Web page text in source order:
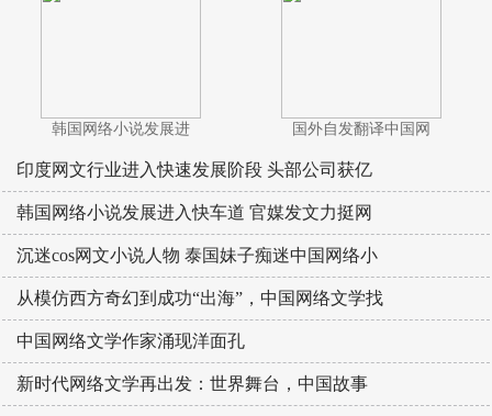
韩国网络小说发展进 国外自发翻译中国网
印度网文行业进入快速发展阶段 头部公司获亿
韩国网络小说发展进入快车道 官媒发文力挺网
沉迷cos网文小说人物 泰国妹子痴迷中国网络小
从模仿西方奇幻到成功“出海”，中国网络文学找
中国网络文学作家涌现洋面孔
新时代网络文学再出发：世界舞台，中国故事